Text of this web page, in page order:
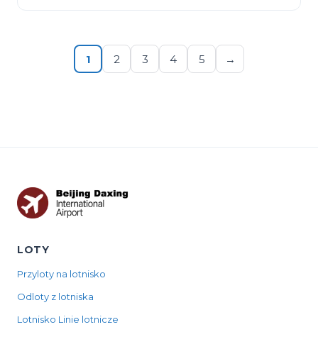
1 2 3 4 5 →
LOTY
Przyloty na lotnisko
Odloty z lotniska
Lotnisko Linie lotnicze